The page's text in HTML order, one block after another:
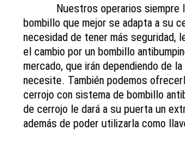
Nuestros operarios siempre le
bombillo que mejor se adapta a su
necesidad de tener más seguridad,
el cambio por un bombillo
mercado, que irán dependiendo de
necesite. También podemos
cerrojo con sistema de bombillo
de cerrojo le dará a su puerta un
además de poder utilizarla como